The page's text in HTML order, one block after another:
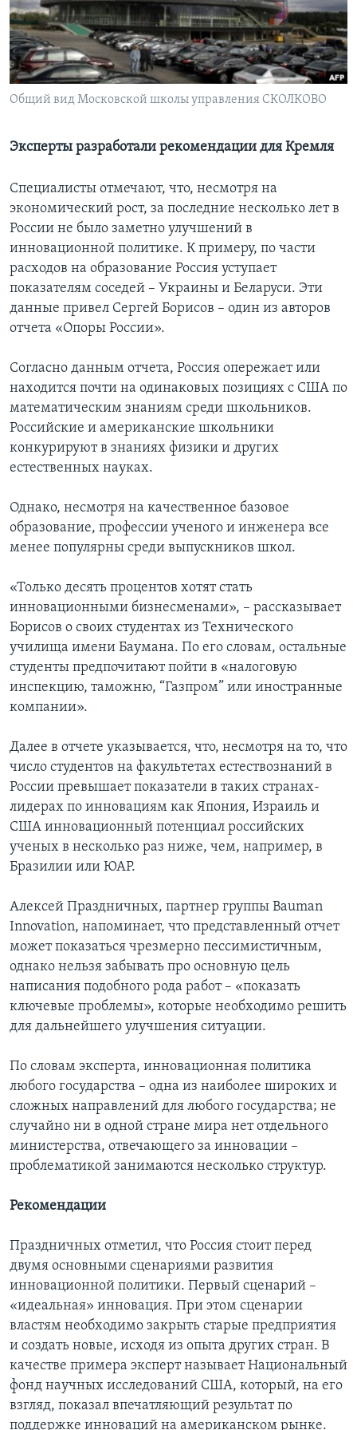
Learning English
СОЦИАЛЬНЫЕ СЕТИ
Языки
Общий вид Московской школы управления СКОЛКОВО
Эксперты разработали рекомендации для Кремля
Специалисты отмечают, что, несмотря на
экономический рост, за последние несколько лет в
России не было заметно улучшений в
инновационной политике. К примеру, по части
расходов на образование Россия уступает
показателям соседей – Украины и Беларуси. Эти
данные привел Сергей Борисов – один из авторов
отчета «Опоры России».
Согласно данным отчета, Россия опережает или
находится почти на одинаковых позициях с США по
математическим знаниям среди школьников.
Российские и американские школьники
конкурируют в знаниях физики и других
естественных науках.
Однако, несмотря на качественное базовое
образование, профессии ученого и инженера все
менее популярны среди выпускников школ.
«Только десять процентов хотят стать
инновационными бизнесменами», – рассказывает
Борисов о своих студентах из Технического
училища имени Баумана. По его словам, остальные
студенты предпочитают пойти в «налоговую
инспекцию, таможню, “Газпром” или иностранные
компании».
Далее в отчете указывается, что, несмотря на то, что
число студентов на факультетах естествознаний в
России превышает показатели в таких странах-
лидерах по инновациям как Япония, Израиль и
США инновационный потенциал российских
ученых в несколько раз ниже, чем, например, в
Бразилии или ЮАР.
Алексей Праздничных, партнер группы Bauman
Innovation, напоминает, что представленный отчет
может показаться чрезмерно пессимистичным,
однако нельзя забывать про основную цель
написания подобного рода работ – «показать
ключевые проблемы», которые необходимо решить
для дальнейшего улучшения ситуации.
По словам эксперта, инновационная политика
любого государства – одна из наиболее широких и
сложных направлений для любого государства; не
случайно ни в одной стране мира нет отдельного
министерства, отвечающего за инновации –
проблематикой занимаются несколько структур.
Рекомендации
Праздничных отметил, что Россия стоит перед
двумя основными сценариями развития
инновационной политики. Первый сценарий –
«идеальная» инновация. При этом сценарии
властям необходимо закрыть старые предприятия
и создать новые, исходя из опыта других стран. В
качестве примера эксперт называет Национальный
фонд научных исследований США, который, на его
взгляд, показал впечатляющий результат по
поддержке инноваций на американском рынке.